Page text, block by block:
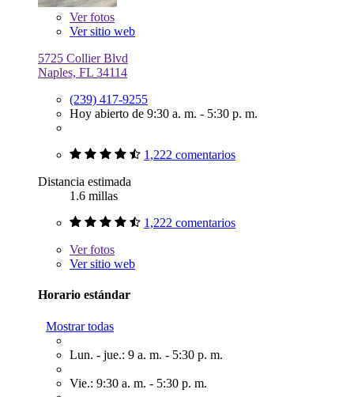
Verfotos
Ver sitio web
5725 Collier Blvd
Naples, FL 34114
(239) 417-9255
Hoy abierto de 9:30 a. m. - 5:30 p. m.
1,222 comentarios
Distancia estimada
1.6 millas
1,222 comentarios
Verfotos
Ver sitio web
Horario estándar
Mostrar todas
Lun. - jue.: 9 a. m. - 5:30 p. m.
Vie.: 9:30 a. m. - 5:30 p. m.